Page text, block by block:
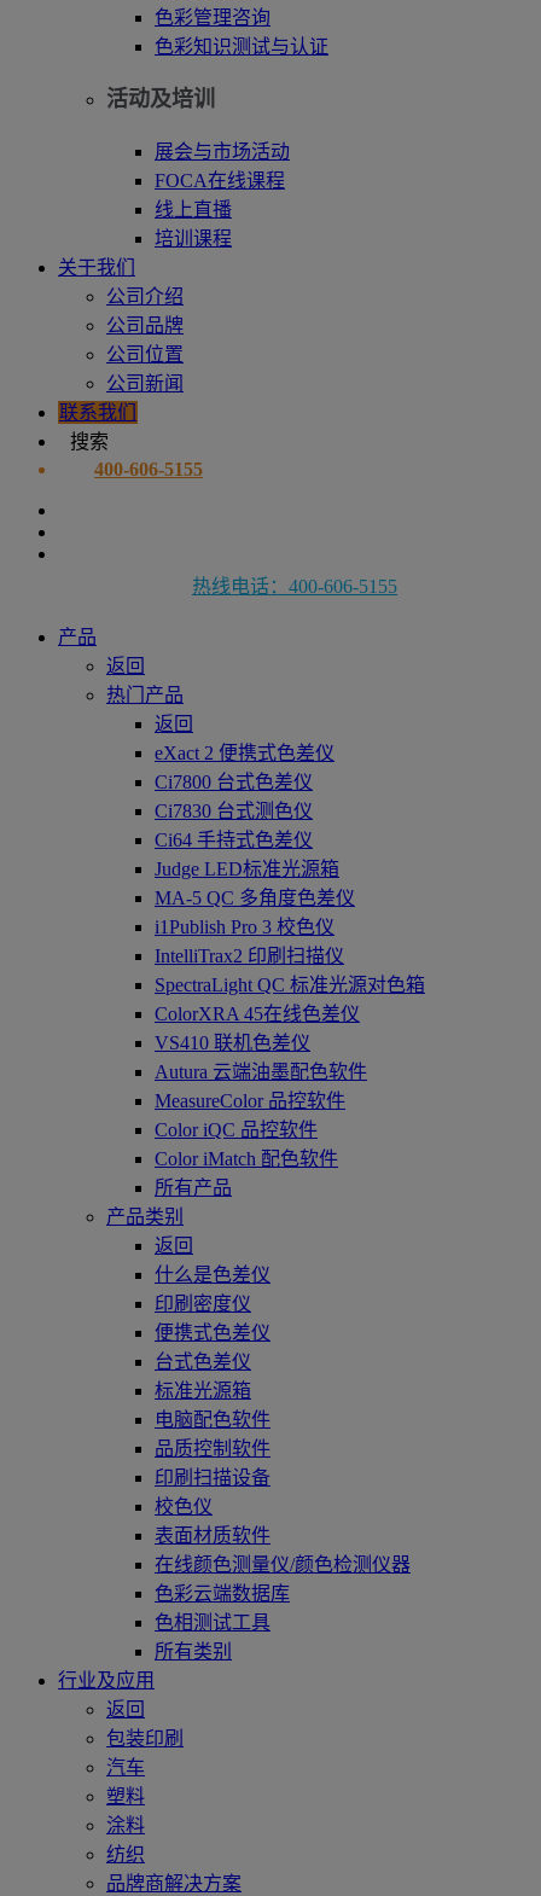
色彩管理咨询
色彩知识测试与认证
活动及培训
展会与市场活动
FOCA在线课程
线上直播
培训课程
关于我们
公司介绍
公司品牌
公司位置
公司新闻
联系我们
搜索
400-606-5155
热线电话：400-606-5155
产品
返回
热门产品
返回
eXact 2 便携式色差仪
Ci7800 台式色差仪
Ci7830 台式测色仪
Ci64 手持式色差仪
Judge LED标准光源箱
MA-5 QC 多角度色差仪
i1Publish Pro 3 校色仪
IntelliTrax2 印刷扫描仪
SpectraLight QC 标准光源对色箱
ColorXRA 45在线色差仪
VS410 联机色差仪
Autura 云端油墨配色软件
MeasureColor 品控软件
Color iQC 品控软件
Color iMatch 配色软件
所有产品
产品类别
返回
什么是色差仪
印刷密度仪
便携式色差仪
台式色差仪
标准光源箱
电脑配色软件
品质控制软件
印刷扫描设备
校色仪
表面材质软件
在线颜色测量仪/颜色检测仪器
色彩云端数据库
色相测试工具
所有类别
行业及应用
返回
包装印刷
汽车
塑料
涂料
纺织
品牌商解决方案